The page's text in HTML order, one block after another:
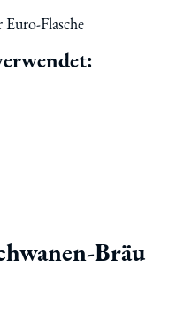
Flasche
Bräu